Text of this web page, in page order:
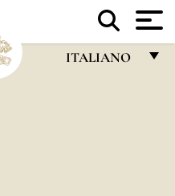
ITALIANO